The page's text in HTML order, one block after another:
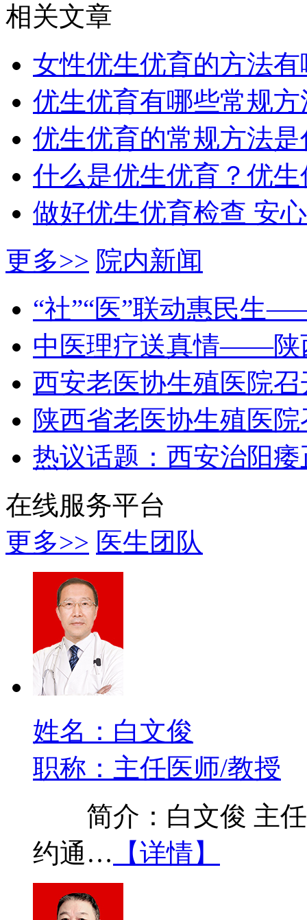
相关文章
女性优生优育的方法有
优生优育有哪些常规方
优生优育的常规方法
什么是优生优育？优
做好优生优育检查 安
更多>> 院内新闻
“社”“医”联动惠民生
中医理疗送真情——陕
西安老医协生殖医院
陕西省老医协生殖医
热议话题：西安治阳
在线服务平台
更多>> 医生团队
姓名：白文俊
职称：主任医师/教授
简介：白文俊 主任
约通… 【详情】